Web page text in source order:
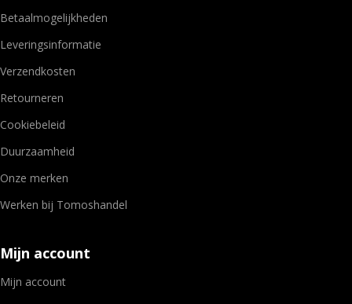
Betaalmogelijkheden
Leveringsinformatie
Verzendkosten
Retourneren
Cookiebeleid
Duurzaamheid
Onze merken
Werken bij Tomoshandel
Mijn account
Mijn account